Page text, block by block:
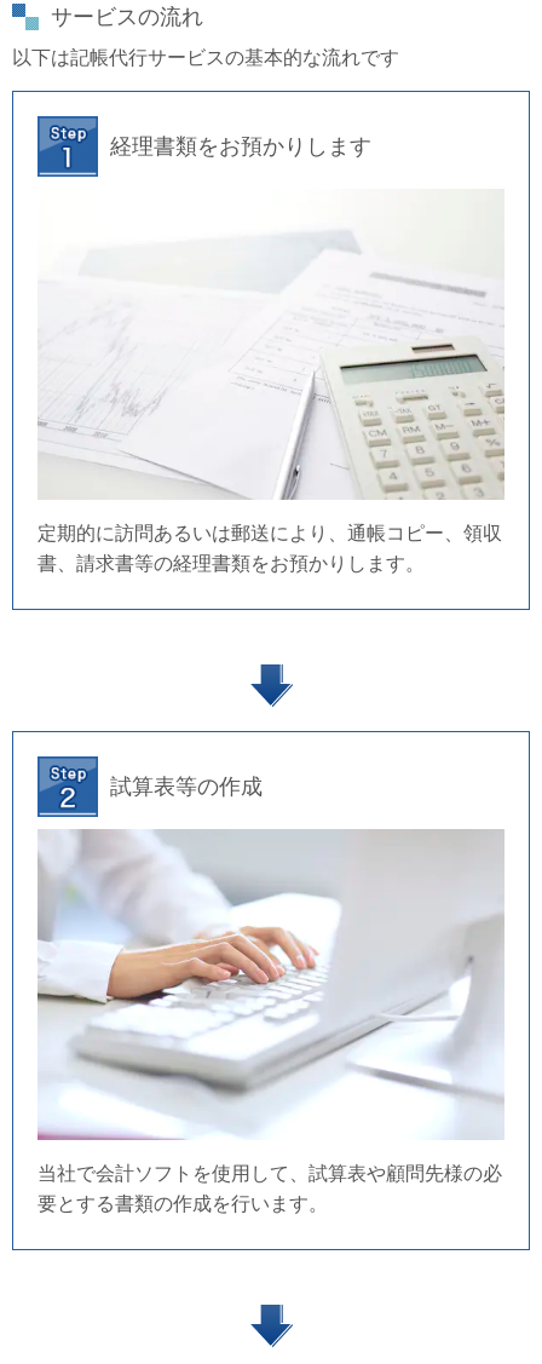
サービスの流れ
以下は記帳代行サービスの基本的な流れです
経理書類をお預かりします
定期的に訪問あるいは郵送により、通帳コピー、領収
書、請求書等の経理書類をお預かりします。
試算表等の作成
当社で会計ソフトを使用して、試算表や顧問先様の必
要とする書類の作成を行います。